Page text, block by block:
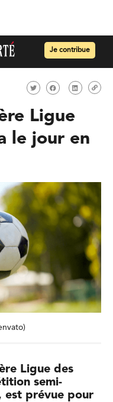
Je contribue
Ligue
le jour en
Ligue des
semi-
est prévue pour